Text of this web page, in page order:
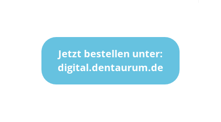
Jetzt bestellen unter:
digital.dentaurum.de